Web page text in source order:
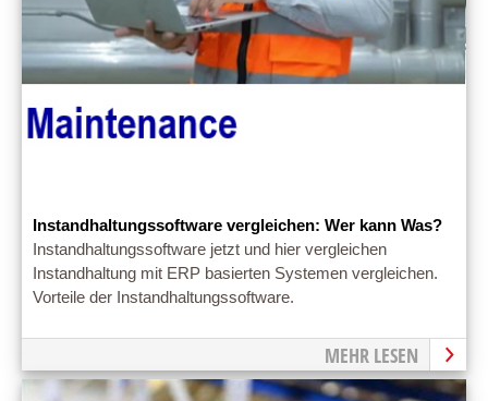
Instandhaltungssoftware vergleichen: Wer kann Was?
Instandhaltungssoftware jetzt und hier vergleichen
Instandhaltung mit ERP basierten Systemen vergleichen.
Vorteile der Instandhaltungssoftware.
MEHR LESEN